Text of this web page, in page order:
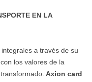
EN LA
a través de su
los valores de la
Axion card